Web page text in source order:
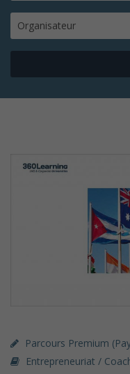
Organisateur
Parcours Premium
Entrepreneuriat /